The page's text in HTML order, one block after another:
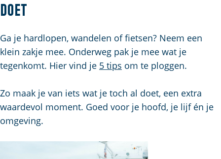
doet
Ga je hardlopen, wandelen of fietsen? Neem een
klein zakje mee. Onderweg pak je mee wat je
tegenkomt. Hier vind je 5 tips om te ploggen.
Zo maak je van iets wat je toch al doet, een extra
waardevol moment. Goed voor je hoofd, je lijf én je
omgeving.